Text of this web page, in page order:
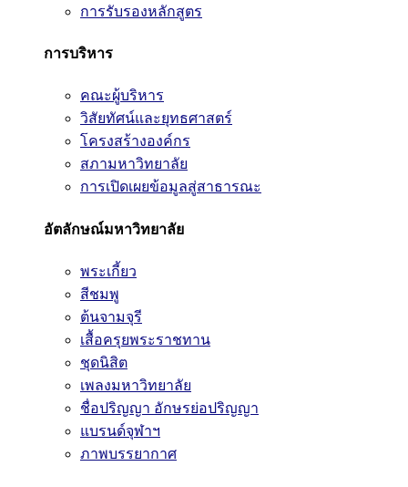
การรับรองหลักสูตร
การบริหาร
คณะผู้บริหาร
วิสัยทัศน์และยุทธศาสตร์
โครงสร้างองค์กร
สภามหาวิทยาลัย
การเปิดเผยข้อมูลสู่สาธารณะ
อัตลักษณ์มหาวิทยาลัย
พระเกี้ยว
สีชมพู
ต้นจามจุรี
เสื้อครุยพระราชทาน
ชุดนิสิต
เพลงมหาวิทยาลัย
ชื่อปริญญา อักษรย่อปริญญา
แบรนด์จุฬาฯ
ภาพบรรยากาศ